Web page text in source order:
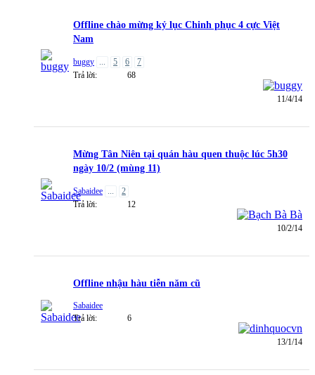
Offline chào mừng kỷ lục Chinh phục 4 cực Việt
Nam
buggy ... 5 6
7
Trả lời:
68
11/4/14
Mừng Tân Niên tại quán hàu quen thuộc lúc 5h30
ngày 10/2 (mùng 11)
Sabaidee ...
2
Trả lời:
12
10/2/14
Offline nhậu hàu tiễn năm cũ
Sabaidee
Trả lời:
6
13/1/14